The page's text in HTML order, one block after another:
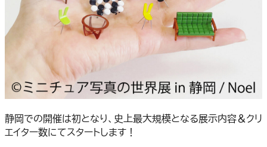
静岡での開催は初となり、史上最大規模となる展示内容＆クリ
エイター数にてスタートします！